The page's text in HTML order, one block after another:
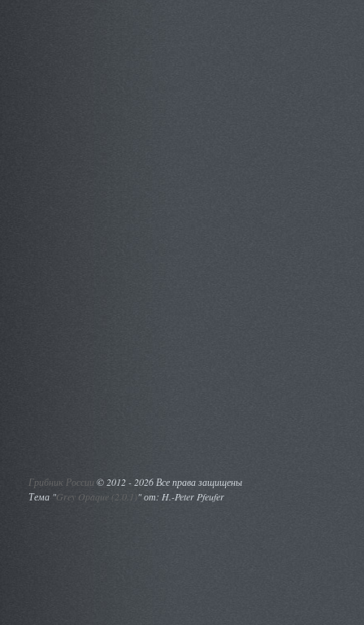
Грибник России ©2012 - 2026 Все права защищены
Тема "Grey Opaque (2.0.1)" от: H.-Peter Pfeufer